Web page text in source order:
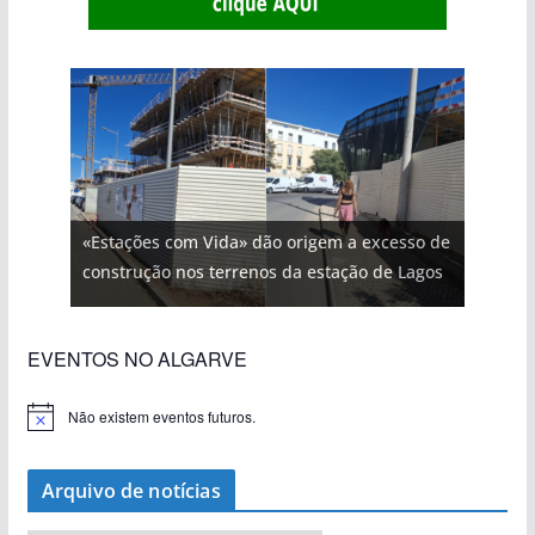
«Estações com Vida» dão origem a excesso de
construção nos terrenos da estação de Lagos
EVENTOS NO ALGARVE
Não existem eventos futuros.
Arquivo de notícias